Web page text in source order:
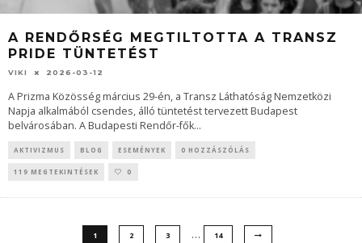
A RENDŐRSÉG MEGTILTOTTA A TRANSZ
PRIDE TÜNTETÉST
VIKI 2026-03-12
A Prizma Közösség március 29-én, a Transz Láthatóság Nemzetközi
Napja alkalmából csendes, álló tüntetést tervezett Budapest
belvárosában. A Budapesti Rendőr-fők...
AKTIVIZMUS BLOG ESEMÉNYEK 0 HOZZÁSZÓLÁS
119 MEGTEKINTÉSEK 0
1 2 3 … 14